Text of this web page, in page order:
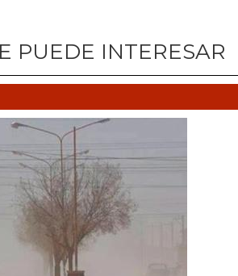
PUEDE INTERESAR